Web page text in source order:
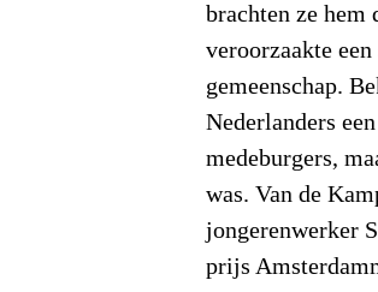
brachten ze
veroorzaakte
gemeenschap.
Nederlanders
medeburgers,
was. Van de
jongerenwerker
prijs